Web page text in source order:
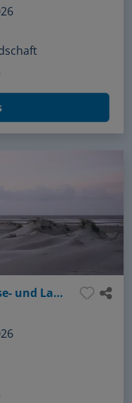
Winterlicht auf Amrum – Reise- und Landschaftsfotografie am Meer